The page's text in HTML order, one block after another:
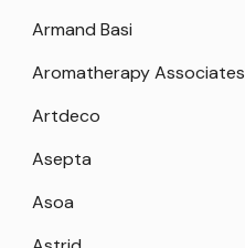
Armand Basi
Aromatherapy Associates
Artdeco
Asepta
Asoa